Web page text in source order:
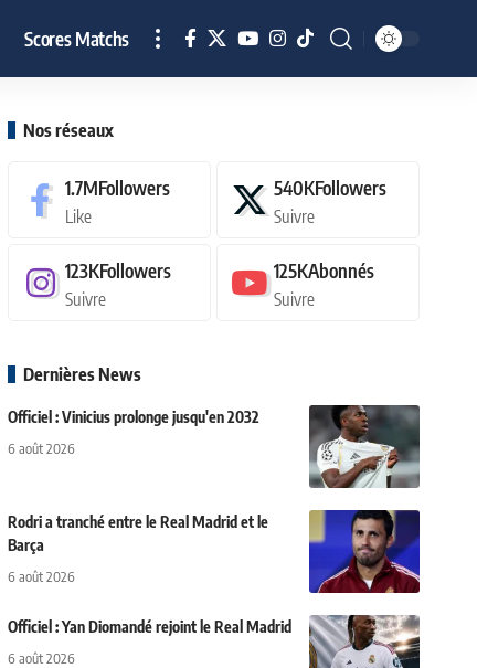
Scores Matchs
Nos réseaux
1.7MFollowers
Like
540KFollowers
Suivre
123KFollowers
Suivre
125KAbonnés
Suivre
Dernières News
Officiel : Vinicius prolonge jusqu'en 2032
6 août 2026
Rodri a tranché entre le Real Madrid et le
Barça
6 août 2026
Officiel : Yan Diomandé rejoint le Real Madrid
6 août 2026